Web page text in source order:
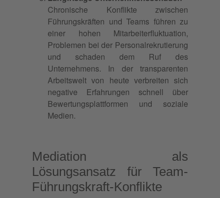
Chronische Konflikte zwischen
Führungskräften und Teams führen zu
einer hohen Mitarbeiterfluktuation,
Problemen bei der Personalrekrutierung
und schaden dem Ruf des
Unternehmens. In der transparenten
Arbeitswelt von heute verbreiten sich
negative Erfahrungen schnell über
Bewertungsplattformen und soziale
Medien.
Mediation als
Lösungsansatz für Team-
Führungskraft-Konflikte